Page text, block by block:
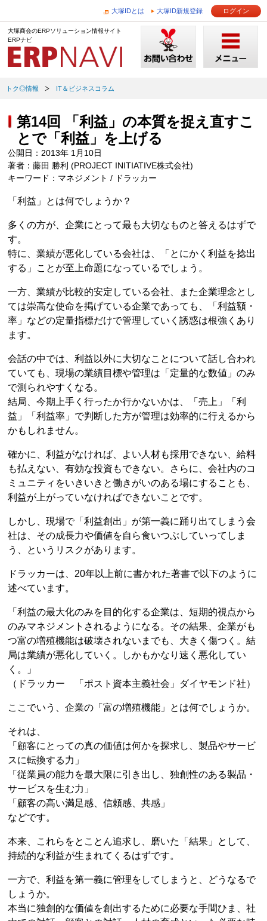
大塚IDとは 大塚ID新規登録 ログイン
大塚商会のERPソリューション情報サイト
ERPナビ
トク◎情報 IT＆ビジネスコラム
第14回 「利益」の本質を捉え直すこ
とで「利益」を上げる
公開日：2013年 1月10日
著者：藤田 勝利 (PROJECT INITIATIVE株式会社)
キーワード：マネジメント / ドラッカー
「利益」とは何でしょうか？
多くの方が、企業にとって最も大切なものと答えるはずで
す。
特に、業績が悪化している会社は、「とにかく利益を捻出
する」ことが至上命題になっているでしょう。
一方、業績が比較的安定している会社、また企業理念とし
ては崇高な使命を掲げている企業であっても、「利益額・
率」などの定量指標だけで管理していく誘惑は根強くあり
ます。
会話の中では、利益以外に大切なことについて話し合われ
ていても、現場の業績目標や管理は「定量的な数値」のみ
で測られやすくなる。
結局、今期上手く行ったか行かないかは、「売上」「利
益」「利益率」で判断した方が管理は効率的に行えるから
かもしれません。
確かに、利益がなければ、よい人材も採用できない、給料
も払えない、有効な投資もできない。さらに、会社内のコ
ミュニティをいきいきと働きがいのある場にすることも、
利益が上がっていなければできないことです。
しかし、現場で「利益創出」が第一義に踊り出てしまう会
社は、その成長力や価値を自ら食いつぶしていってしま
う、というリスクがあります。
ドラッカーは、20年以上前に書かれた著書で以下のように
述べています。
「利益の最大化のみを目的化する企業は、短期的視点から
のみマネジメントされるようになる。その結果、企業がも
つ富の増殖機能は破壊されないまでも、大きく傷つく。結
局は業績が悪化していく。しかもかなり速く悪化してい
く。」
（ドラッカー 「ポスト資本主義社会」ダイヤモンド社）
ここでいう、企業の「富の増殖機能」とは何でしょうか。
それは、
「顧客にとっての真の価値は何かを探求し、製品やサービ
スに転換する力」
「従業員の能力を最大限に引き出し、独創性のある製品・
サービスを生む力」
「顧客の高い満足感、信頼感、共感」
などです。
本来、これらをとことん追求し、磨いた「結果」として、
持続的な利益が生まれてくるはずです。
一方で、利益を第一義に管理をしてしまうと、どうなるで
しょうか。
本当に独創的な価値を創出するために必要な手間ひま、社